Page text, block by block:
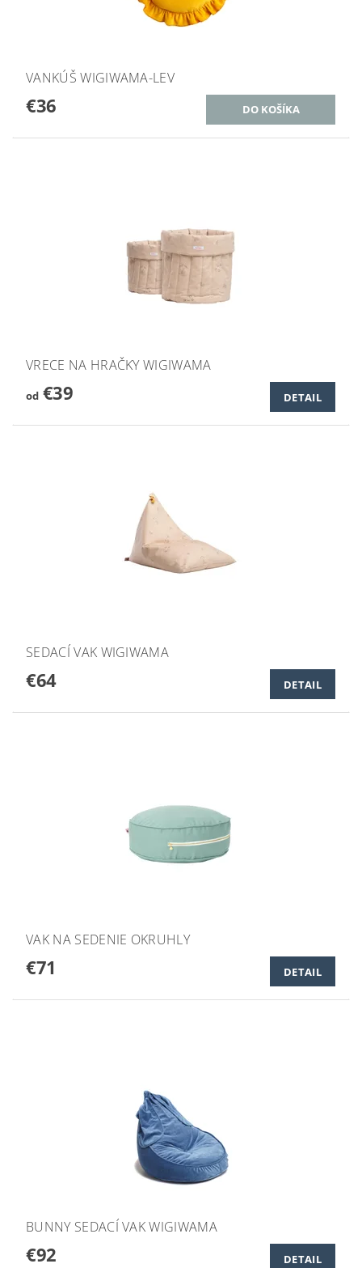
VANKÚŠ WIGIWAMA-LEV
€36
VRECE NA HRAČKY WIGIWAMA
od€39 DETAIL
SEDACÍ VAK WIGIWAMA
€64 DETAIL
VAK NA SEDENIE OKRUHLY
€71 DETAIL
BUNNY SEDACÍ VAK WIGIWAMA
€92 DETAIL